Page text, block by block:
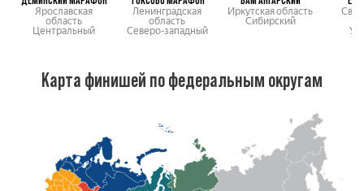
Ярославская
область
Центральный
Ленинградская
область
Северо-западный
Иркутская область
Сибирский
Карта финишей по федеральным округам